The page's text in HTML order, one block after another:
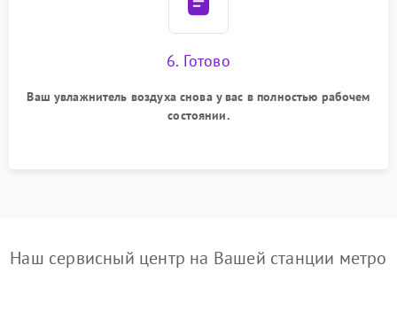
6. Готово
Ваш увлажнитель воздуха снова у вас в полностью рабочем
состоянии.
Наш сервисный центр на Вашей станции метро